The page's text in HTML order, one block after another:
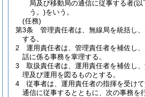
局及び移動局の通信に従事する者(以
う。)をいう。
(任務)
第3条
管理責任者は、無線局を統括し
する。
2
運用責任者は、管理責任者を補佐し
話に係る事務を掌理する。
3
取扱責任者は、運用責任者を補佐し
理及び運用を図るものとする。
4
従事者は、運用責任者の指揮を受け
通信に従事するとともに、次の事務を